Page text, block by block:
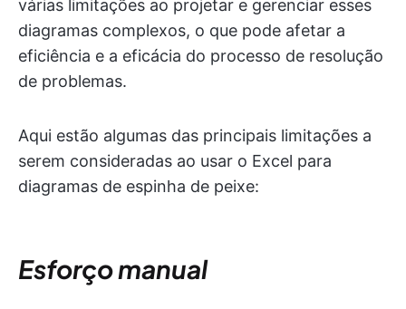
várias limitações ao projetar e gerenciar esses
diagramas complexos, o que pode afetar a
eficiência e a eficácia do processo de resolução
de problemas.
Aqui estão algumas das principais limitações a
serem consideradas ao usar o Excel para
diagramas de espinha de peixe:
Esforço manual